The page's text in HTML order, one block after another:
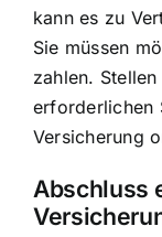
kann es zu
Sie müssen
zahlen.
erforderlichen
Versicherung
Abschluss